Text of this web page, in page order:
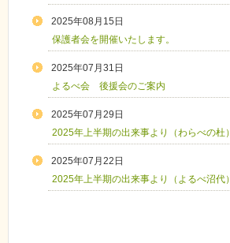
2025年08月15日
保護者会を開催いたします。
2025年07月31日
よるべ会 後援会のご案内
2025年07月29日
2025年上半期の出来事より（わらべの杜）
2025年07月22日
2025年上半期の出来事より（よるべ沼代）